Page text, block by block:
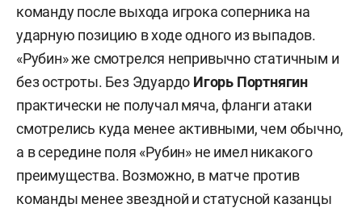
команду после выхода игрока соперника на
ударную позицию в ходе одного из выпадов.
«Рубин» же смотрелся непривычно статичным и
без остроты. Без Эдуардо Игорь Портнягин
практически не получал мяча, фланги атаки
смотрелись куда менее активными, чем обычно,
а в середине поля «Рубин» не имел никакого
преимущества. Возможно, в матче против
команды менее звездной и статусной казанцы